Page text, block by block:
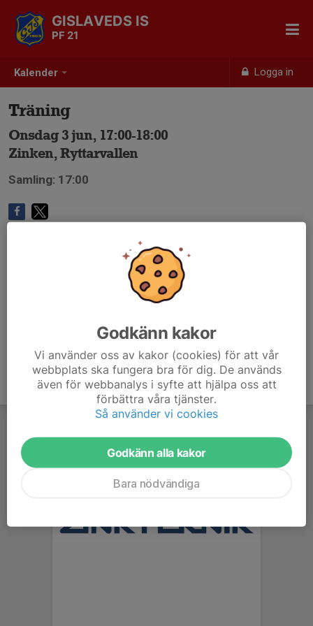
Kalender Logga in
GISLAVEDS IS
PF 21
Träning
Onsdag 3 jun, 17:00-18:00
Zinken, Ryttarvallen
Samling: 17:00
Godkänn kakor
Vi använder oss av kakor (cookies) för att vår
webbplats ska fungera bra för dig. De används
även för webbanalys i syfte att hjälpa oss att
förbättra våra tjänster.
Så använder vi cookies
Godkänn alla kakor
Bara nödvändiga